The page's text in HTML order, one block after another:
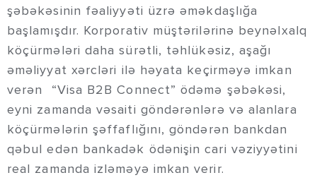
şəbəkəsinin fəaliyyəti üzrə əməkdaşlığa
başlamışdır. Korporativ müştərilərinə beynəlxalq
köçürmələri daha sürətli, təhlükəsiz, aşağı
əməliyyat xərcləri ilə həyata keçirməyə imkan
verən “Visa B2B Connect” ödəmə şəbəkəsi,
eyni zamanda vəsaiti göndərənlərə və alanlara
köçürmələrin şəffaflığını, göndərən bankdan
qəbul edən bankadək ödənişin cari vəziyyətini
real zamanda izləməyə imkan verir.